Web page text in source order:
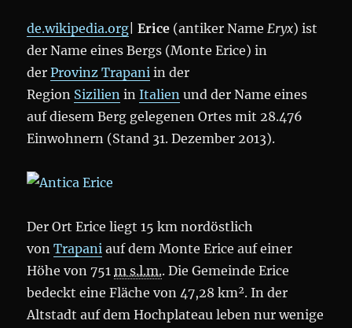
de.wikipedia.org |Erice (antiker NameEryx) ist
der Name eines Bergs (Monte Erice) in
derProvinz Trapani in der
Region Sizilien inItalien und der Name eines
auf diesem Berg gelegenen Ortes mit 28.476
Einwohnern (Stand 31. Dezember 2013).
Der Ort Erice liegt 15 km nordöstlich
vonTrapani auf dem Monte Erice auf einer
Höhe von 751m s.l.m.. Die Gemeinde Erice
bedeckt eine Fläche von 47,28 km². In der
Altstadt auf dem Hochplateau leben nur wenige